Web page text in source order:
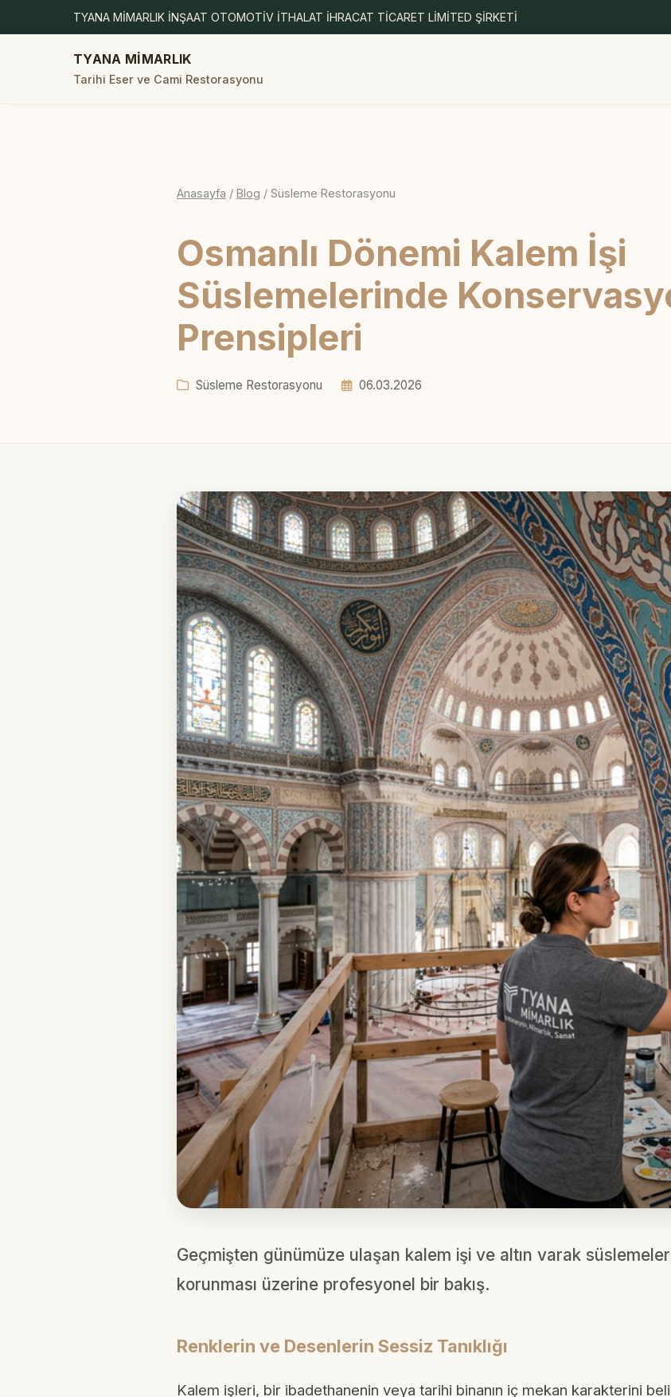
TYANA MİMARLIK İNŞAAT OTOMOTİV İTHALAT İHRACAT TİCARET LİMİTED ŞİRKETİ
TYANA MİMARLIK
Tarihi Eser ve Cami Restorasyonu
Anasayfa / Blog / Süsleme Restorasyonu
Osmanlı Dönemi Kalem İşi
Süslemelerinde
Prensipleri
Süsleme Restorasyonu 06.03.2026
Geçmişten günümüze ulaşan kalem işi ve altın varak
korunması üzerine profesyonel bir bakış.
Renklerin ve Desenlerin Sessiz Tanıklığı
Kalem işleri, bir ibadethanenin veya tarihi binanın iç mekan karakterini